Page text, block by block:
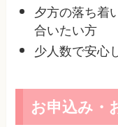
夕方の落ち着
合いたい方
少人数で安心
お申込み・